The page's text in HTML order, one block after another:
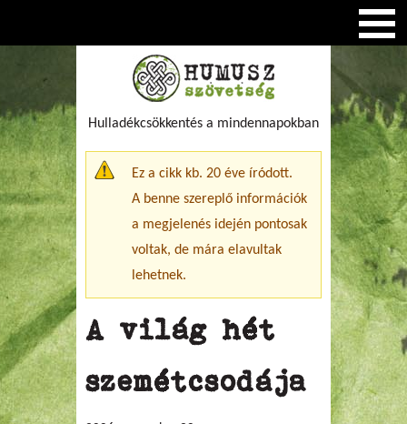
Hulladékcsökkentés a mindennapokban
Figyelmeztető üzenet
Ez a cikk kb. 20 éve íródott.
A benne szereplő információk
a megjelenés idején pontosak
voltak, de mára elavultak
lehetnek.
A világ hét
szemétcsodája